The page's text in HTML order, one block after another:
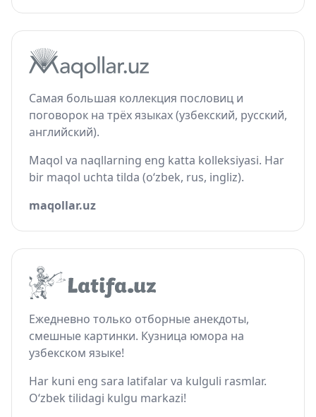
Самая большая коллекция пословиц и
поговорок на трёх языках (узбекский, русский,
английский).
Maqol va naqllarning eng katta kolleksiyasi. Har
bir maqol uchta tilda (o‘zbek, rus, ingliz).
maqollar.uz
Ежедневно только отборные анекдоты,
смешные картинки. Кузница юмора на
узбекском языке!
Har kuni eng sara latifalar va kulguli rasmlar.
O‘zbek tilidagi kulgu markazi!